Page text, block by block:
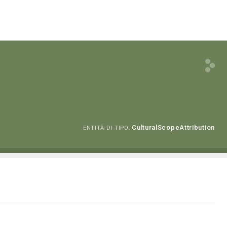
ENTITÀ DI TIPO: CulturalScopeAttribution